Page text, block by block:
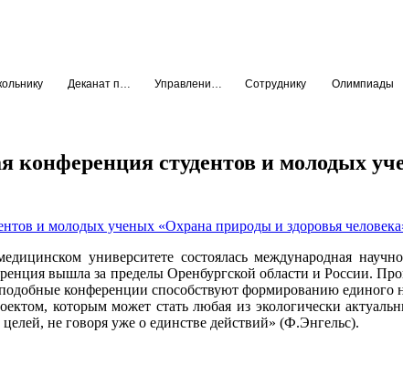
Сотруднику Олимпиады
конференция студентов и молодых
университете состоялась международная
вышла за пределы Оренбургской области и России.
конференции способствуют формированию единого
которым может стать любая из экологически
не говоря уже о единстве действий» (Ф.Энгельс).